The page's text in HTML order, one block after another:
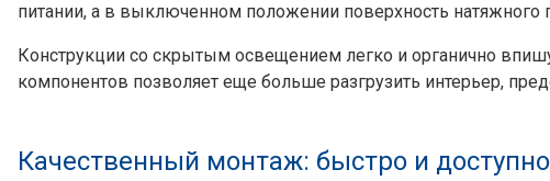
питании, а в выключенном положении поверхность натяжного
Конструкции со скрытым освещением легко и органично
компонентов позволяет еще больше разгрузить интерьер,
Качественный монтаж: быстро и доступно